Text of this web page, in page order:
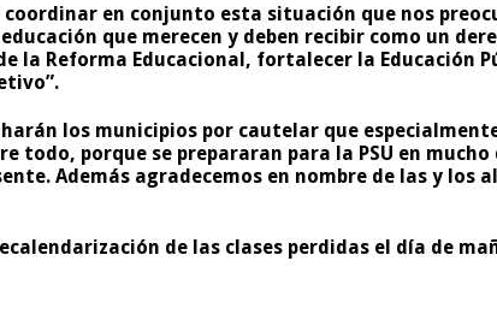
en conjunto esta situación que nos
que merecen y deben recibir como un
la Reforma Educacional, fortalecer la Educación
los municipios por cautelar que
todo, porque se prepararan para la PSU en
Además agradecemos en nombre de las y
de las clases perdidas el día de